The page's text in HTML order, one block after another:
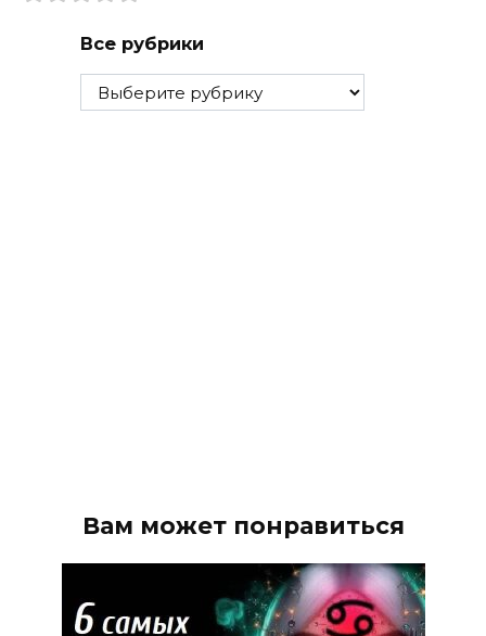
Все рубрики
Все
рубрики
Вам может понравиться